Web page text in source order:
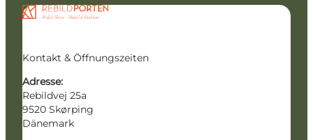
Kontakt & Öffnungszeiten
Adresse:
Rebildvej 25a
9520 Skørping
Dänemark